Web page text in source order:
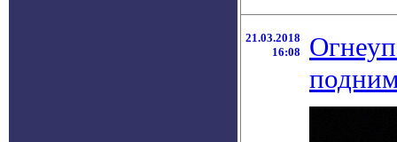
21.03.2018
16:08